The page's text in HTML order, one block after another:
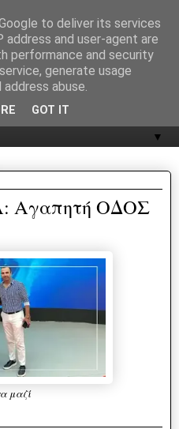
▼
Αγαπητή ΟΔΟΣ
μαζί
to deliver its services
address and user-agent are
performance and security
generate usage
abuse.
GOT IT